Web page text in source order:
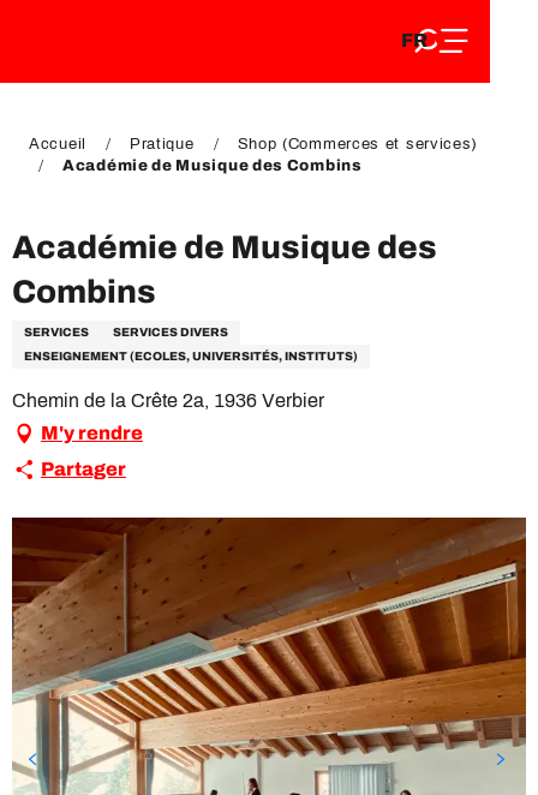
DE
FR
EN
Accueil Pratique
Shop (Commerces et services)
Académie de Musique des Combins
Académie de Musique des
Combins
SERVICES
SERVICES DIVERS
ENSEIGNEMENT (ECOLES, UNIVERSITÉS, INSTITUTS)
Chemin de la Crête 2a, 1936 Verbier
M'y rendre
Partager